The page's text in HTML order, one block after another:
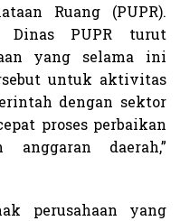
Ruang (PUPR).
Dinas PUPR turut
yang selama ini
untuk aktivitas
dengan sektor
proses perbaikan
anggaran daerah,”
perusahaan yang